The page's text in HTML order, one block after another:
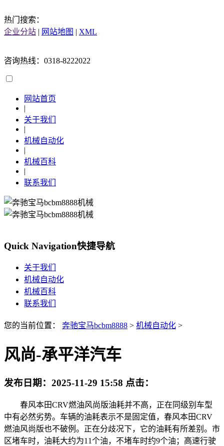
热门搜索：
企业分站 | 网站地图 | XML
咨询热线：0318-8222022
网站首页
|
关于我们
|
机械自动化
|
机械百科
|
联系我们
Quick Navigation快捷导航
关于我们
机械自动化
机械百科
联系我们
您的当前位置： 奔驰宝马bcbm8888 > 机械自动化 >
风尚-承平洋汽车
发布日期： 2025-11-29 15:58 点击：
春风本田CRV燃油风尚版油耗并不高，正在同级别车型
中有必然劣势。车辆的油耗表示不是固定值，春风本田CRV
燃油风尚版也不破例。正在分歧况下，它的油耗有所差别。市
区堵车时，油耗大约为11个油，不堵车时约9个油；高速行驶